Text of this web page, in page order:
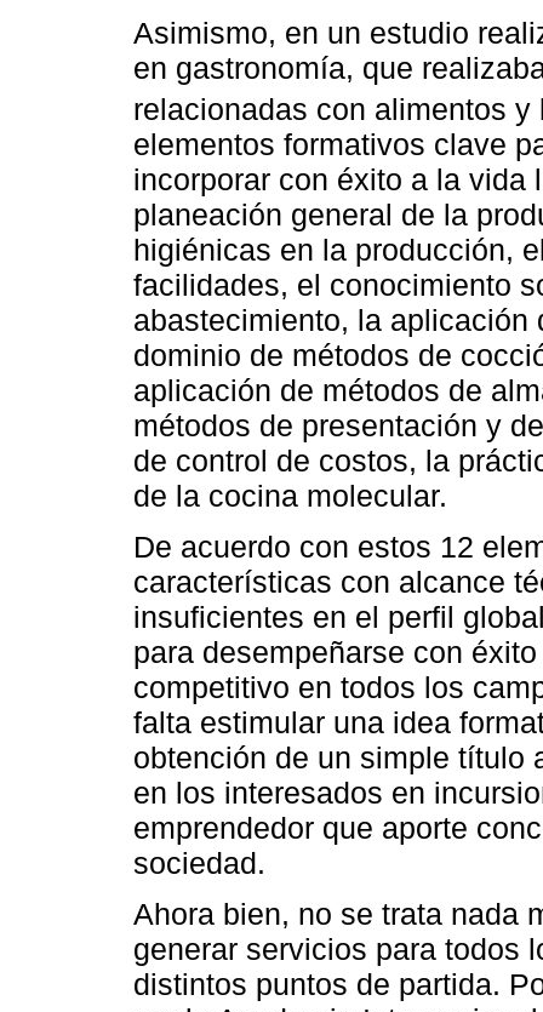
Asimismo, en un estudio
en gastronomía, que
relacionadas con alimentos
elementos formativos clave
incorporar con éxito a la vida
planeación general de la
higiénicas en la producción,
facilidades, el conocimiento
abastecimiento, la aplicación
dominio de métodos de
aplicación de métodos de
métodos de presentación y
de control de costos, la
de la cocina molecular.
De acuerdo con estos 12
características con alcance
insuficientes en el perfil
para desempeñarse con
competitivo en todos los
falta estimular una idea
obtención de un simple título
en los interesados en
emprendedor que aporte
sociedad.
Ahora bien, no se trata nada
generar servicios para todos
distintos puntos de partida.